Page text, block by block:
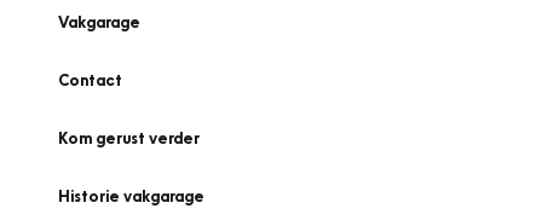
Vakgarage
Contact
Kom gerust verder
Historie vakgarage